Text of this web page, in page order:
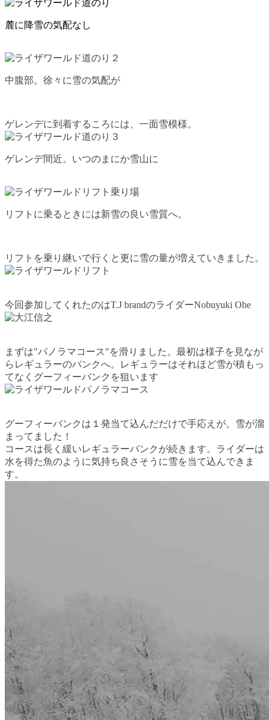
麓に降雪の気配なし
中腹部。徐々に雪の気配が
ゲレンデに到着するころには、一面雪模様。
ゲレンデ間近。いつのまにか雪山に
リフトに乗るときには新雪の良い雪質へ。
リフトを乗り継いで行くと更に雪の量が増えていきました。
今回参加してくれたのはT.J brandのライダーNobuyuki Ohe
まずは"パノラマコース"を滑りました。最初は様子を見なが
らレギュラーのバンクへ。レギュラーはそれほど雪が積もっ
てなくグーフィーバンクを狙います
グーフィーバンクは１発当て込んだだけで手応えが。雪が溜
まってました！
コースは長く緩いレギュラーバンクが続きます。ライダーは
水を得た魚のように気持ち良さそうに雪を当て込んできま
す。